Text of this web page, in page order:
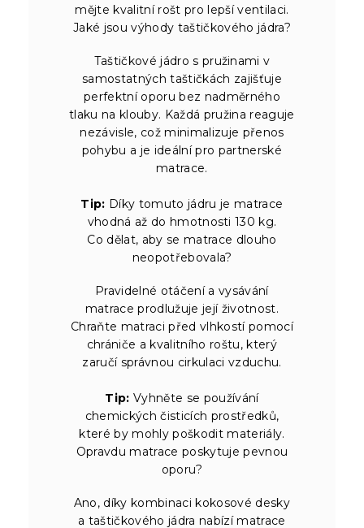
mějte kvalitní rošt pro lepší ventilaci.
Jaké jsou výhody taštičkového jádra?
Taštičkové jádro s pružinami v
samostatných taštičkách zajišťuje
perfektní oporu bez nadměrného
tlaku na klouby. Každá pružina reaguje
nezávisle, což minimalizuje přenos
pohybu a je ideální pro partnerské
matrace.
Tip: Díky tomuto jádru je matrace
vhodná až do hmotnosti 130 kg.
Co dělat, aby se matrace dlouho
neopotřebovala?
Pravidelné otáčení a vysávání
matrace prodlužuje její životnost.
Chraňte matraci před vlhkostí pomocí
chrániče a kvalitního roštu, který
zaručí správnou cirkulaci vzduchu.
Tip: Vyhněte se používání
chemických čisticích prostředků,
které by mohly poškodit materiály.
Opravdu matrace poskytuje pevnou
oporu?
Ano, díky kombinaci kokosové desky
a taštičkového jádra nabízí matrace